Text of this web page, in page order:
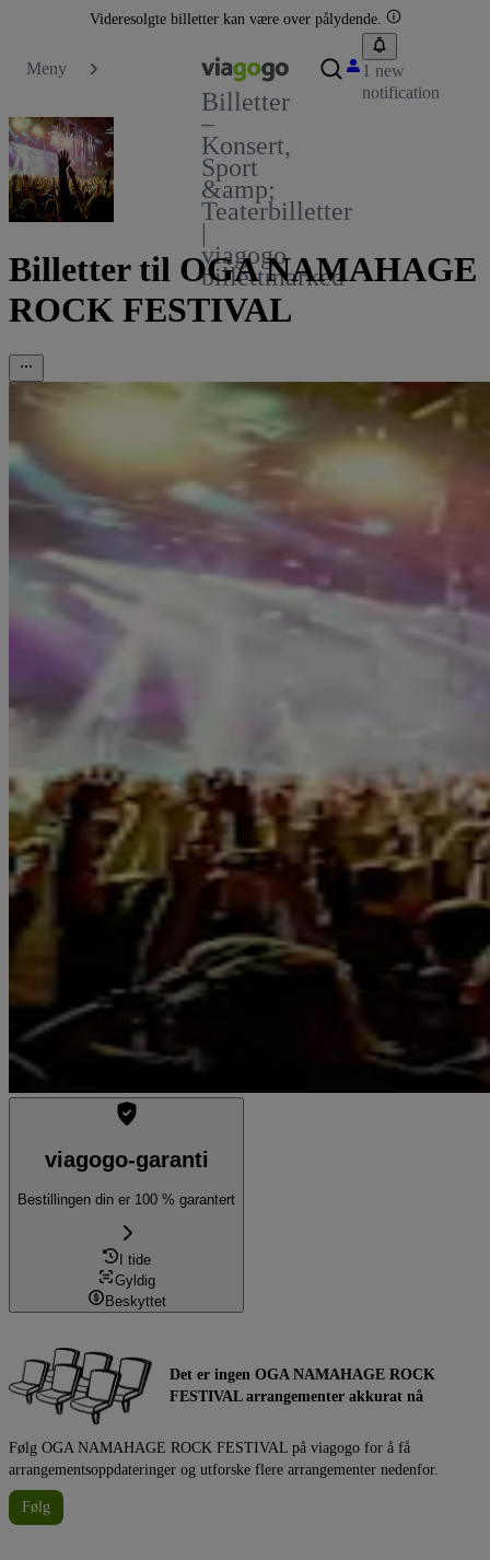
Videresolgte billetter kan være over pålydende.
Meny
Billetter
–
Konsert,
Sport
&amp;
Teaterbilletter
|
viagogo
billettmarked
1 new
notification
Billetter til OGA NAMAHAGE
ROCK FESTIVAL
viagogo-garanti
Bestillingen din er 100 % garantert
I tide
Gyldig
Beskyttet
Det er ingen OGA NAMAHAGE ROCK
FESTIVAL arrangementer akkurat nå
Følg OGA NAMAHAGE ROCK FESTIVAL på viagogo for å få
arrangementsoppdateringer og utforske flere arrangementer nedenfor.
Følg